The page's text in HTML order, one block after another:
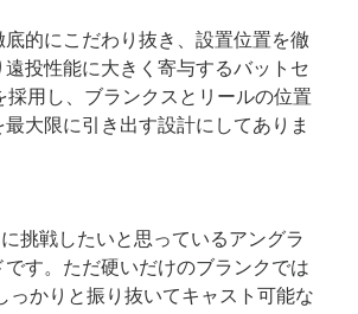
的にこだわり抜き、設置位置を徹
投性能に大きく寄与するバットセ
採用し、ブランクスとリールの位置
大限に引き出す設計にしてありま
挑戦したいと思っているアングラ
す。ただ硬いだけのブランクでは
っかりと振り抜いてキャスト可能な